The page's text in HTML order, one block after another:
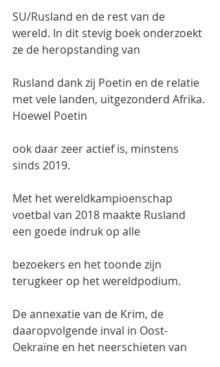
SU/Rusland en de rest van de
wereld. In dit stevig boek onderzoekt
ze de heropstanding van
Rusland dank zij Poetin en de relatie
met vele landen, uitgezonderd Afrika.
Hoewel Poetin
ook daar zeer actief is, minstens
sinds 2019.
Met het wereldkampioenschap
voetbal van 2018 maakte Rusland
een goede indruk op alle
bezoekers en het toonde zijn
terugkeer op het wereldpodium.
De annexatie van de Krim, de
daaropvolgende inval in Oost-
Oekraïne en het neerschieten van